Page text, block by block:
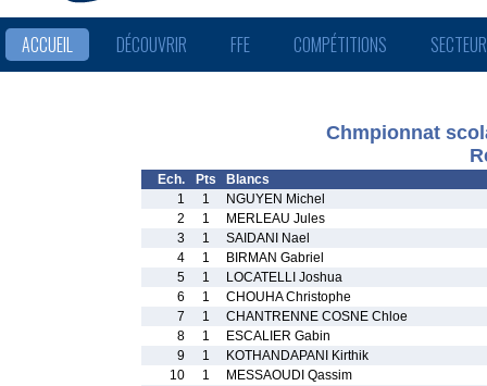
ACCUEIL DÉCOUVRIR FFE COMPÉTITIONS
Chmpionnat
Ech. Pts
Blancs
1
1
NGUYEN Michel
2
1
MERLEAU Jules
3
1
SAIDANI Nael
4
1
BIRMAN Gabriel
5
1
LOCATELLI Joshua
6
1
CHOUHA Christophe
7
1
CHANTRENNE COSNE Chloe
8
1
ESCALIER Gabin
9
1
KOTHANDAPANI Kirthik
10
1
MESSAOUDI Qassim